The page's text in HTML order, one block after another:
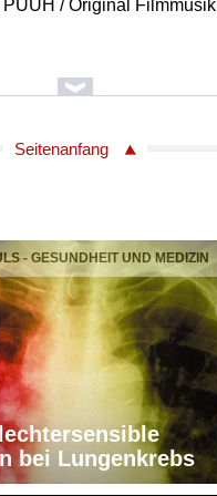
/ Original Filmmusik
0978882
Seitenanfang
- GESUNDHEIT UND MEDIZIN
bei Lungenkrebs